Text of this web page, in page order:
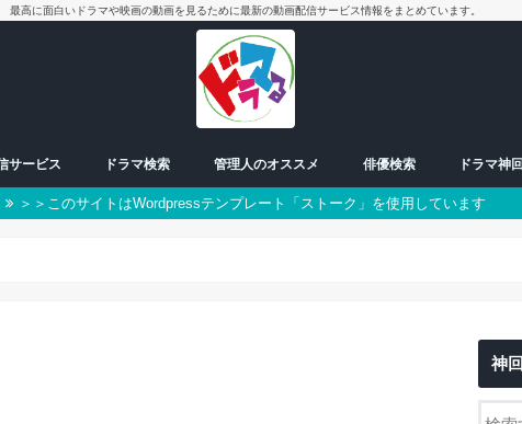
最高に面白いドラマや映画の動画を見るために最新の動画配信サービス情報をまとめています。
サービス ドラマ検索
放送中ドラマ
50音別検索
番組一覧表
曜日検索 朝ドラ
日曜日
月曜日
火曜日
水曜日
木曜日
金曜日
土曜日
スペシャル
管理人のオススメ 俳優検索
男優
女優
ドラマ神
＞＞このサイトはWordpressテンプレート「ストーク」を使用しています
神